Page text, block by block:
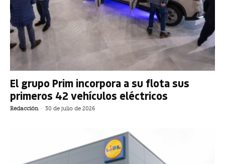
El grupo Prim incorpora a su flota sus
primeros 42 vehículos eléctricos
Redacción - 30 de julio de 2026